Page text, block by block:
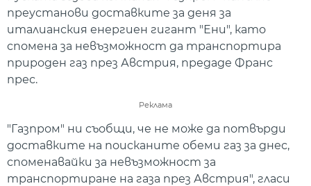
преустанови доставките за деня за
италианския енергиен гигант "Ени", като
спомена за невъзможност да транспортира
природен газ през Австрия, предаде Франс
прес.
Реклама
"Газпром" ни съобщи, че не може да потвърди
доставките на поисканите обеми газ за днес,
споменавайки за невъзможност за
транспортиране на газа през Австрия", гласи